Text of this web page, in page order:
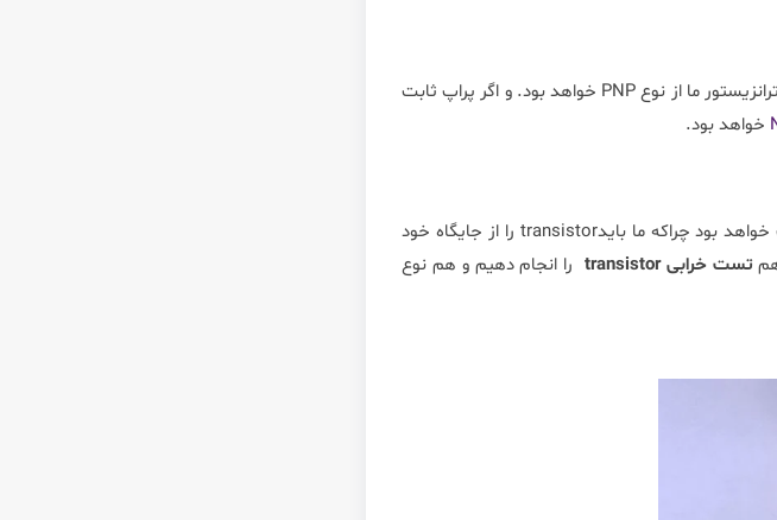
حال اگر در تستی که ما انجام دادیم پراپ منفی یا مشکی ما ثابت باشد و پراپ مثبت یا قرمز جا به جا گردد ، ترانزیستور ما از نوع PNP خواهد بود. و اگر پراپ ثابت
خواهد بود.
بود چراکه ما بایدtransistor را از جایگاه خود
تست خرابیtransistor را انجام دهیم و هم نوع